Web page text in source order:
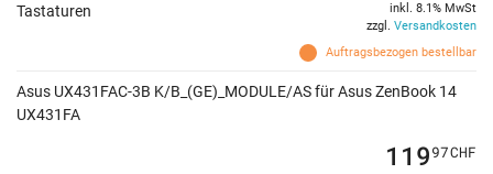
Tastaturen
Auftragsbezogen bestellbar
inkl. 8.1% MwSt
zzgl. Versandkosten
Asus UX431FAC-3B K/B_(GE)_MODULE/AS für Asus ZenBook 14
UX431FA
11997CHF